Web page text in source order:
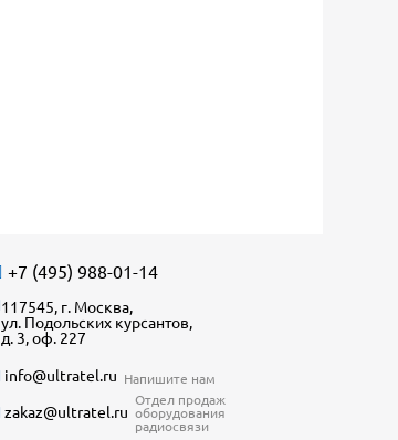
+7 (495) 988-01-14
117545, г. Москва,
ул. Подольских курсантов,
д. 3, оф. 227
info@ultratel.ru Напишите нам
zakaz@ultratel.ru
Отдел продаж
оборудования
радиосвязи